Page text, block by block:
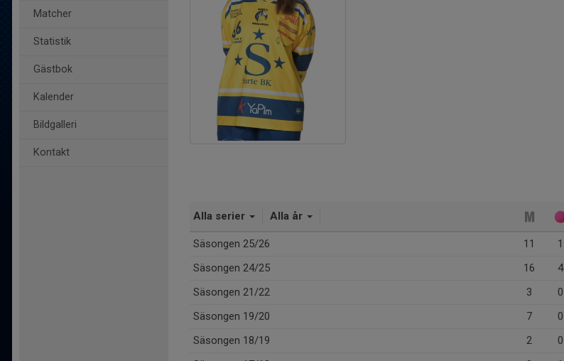
Matcher
Statistik
Gästbok
Kalender
Bildgalleri
Kontakt
Alla serier Alla år
Säsongen 25/26 11 1
Säsongen 24/25
16 4
Säsongen 21/22
3 0
Säsongen 19/20
7 0
Säsongen 18/19
2 0